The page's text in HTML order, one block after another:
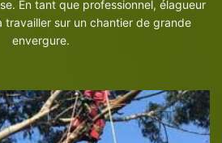
En tant que professionnel, élagueur
travailler sur un chantier de grande
envergure.